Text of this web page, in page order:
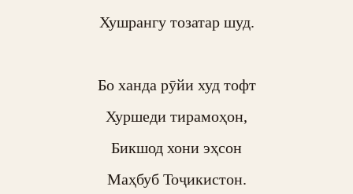
Хушрангу тозатар шуд.
Бо ханда рӯйи худ тофт
Хуршеди тирамоҳон,
Бикшод хони эҳсон
Маҳбуб Тоҷикистон.